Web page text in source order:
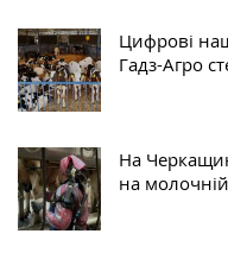
Цифрові
Гадз-Агро
На
на молочній